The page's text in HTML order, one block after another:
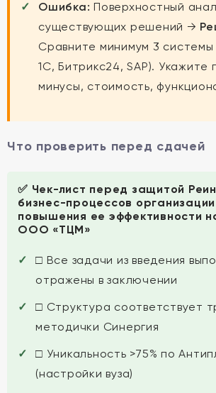
Ошибка: Поверхностный
существующих решений →
Сравните минимум 3
1С, Битрикс24, SAP).
минусы, стоимость,
Что проверить перед сдачей
✅ Чек-лист перед защитой
бизнес-процессов
повышения ее эффективности
ООО «ТЦМ»
□ Все задачи из введения
отражены в заключении
□ Структура соответствует
методички Синергия
□ Уникальность >75% по
(настройки вуза)